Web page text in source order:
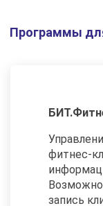
Программы
фитнес-
запись